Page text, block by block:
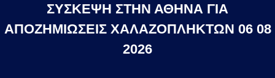
ΣΥΣΚΕΨΗ ΣΤΗΝ ΑΘΗΝΑ ΓΙΑ
ΑΠΟΖΗΜΙΩΣΕΙΣ ΧΑΛΑΖΟΠΛΗΚΤΩΝ 06 08
2026